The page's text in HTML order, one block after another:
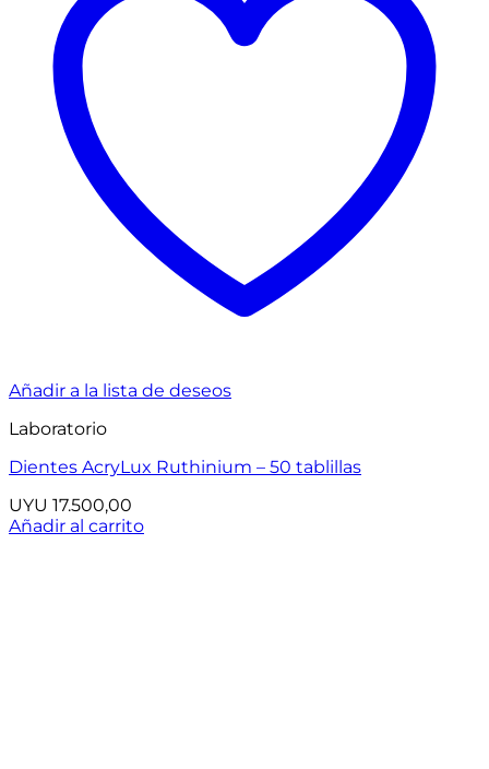
Añadir a la lista de deseos
Laboratorio
Dientes AcryLux Ruthinium – 50 tablillas
UYU 17.500,00
Añadir al carrito